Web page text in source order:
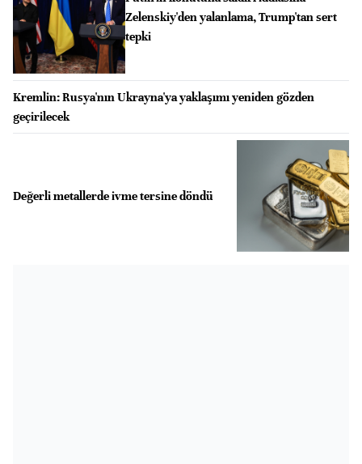
Zelenskiy'den yalanlama, Trump'tan sert
tepki
Kremlin: Rusya'nın Ukrayna'ya yaklaşımı yeniden gözden
geçirilecek
Değerli metallerde ivme tersine döndü